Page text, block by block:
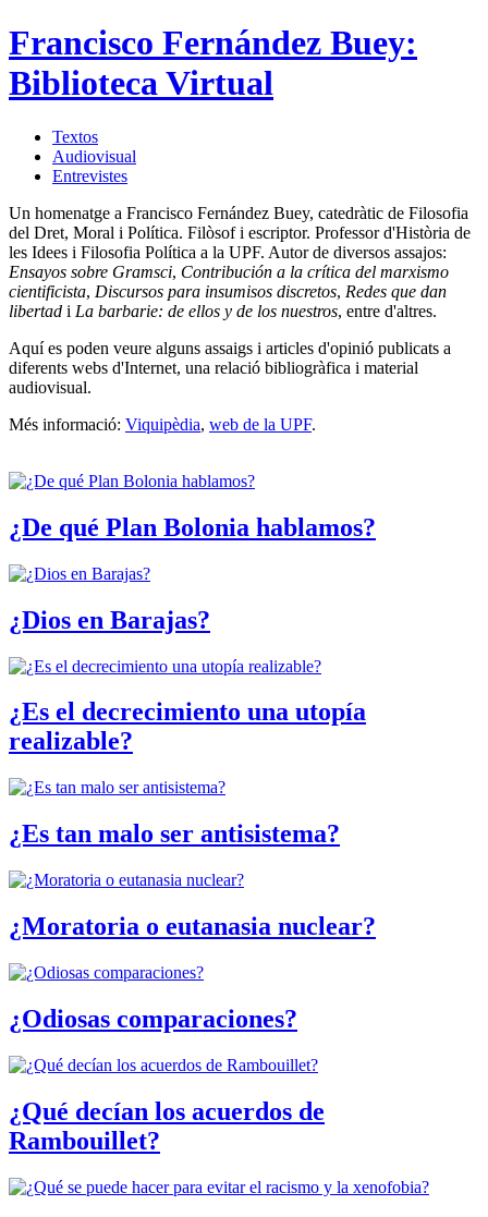
Francisco Fernández Buey:
Biblioteca Virtual
Textos
Audiovisual
Entrevistes
Un homenatge a Francisco Fernández Buey, catedràtic de Filosofia
del Dret, Moral i Política. Filòsof i escriptor. Professor d'Història de
les Idees i Filosofia Política a la UPF. Autor de diversos assajos:
Ensayos sobre Gramsci, Contribución a la crítica del marxismo
cientificista, Discursos para insumisos discretos, Redes que dan
libertad i La barbarie: de ellos y de los nuestros, entre d'altres.
Aquí es poden veure alguns assaigs i articles d'opinió publicats a
diferents webs d'Internet, una relació bibliogràfica i material
audiovisual.
Més informació: Viquipèdia, web de la UPF.
¿De qué Plan Bolonia hablamos?
¿Dios en Barajas?
¿Es el decrecimiento una utopía
realizable?
¿Es tan malo ser antisistema?
¿Moratoria o eutanasia nuclear?
¿Odiosas comparaciones?
¿Qué decían los acuerdos de
Rambouillet?